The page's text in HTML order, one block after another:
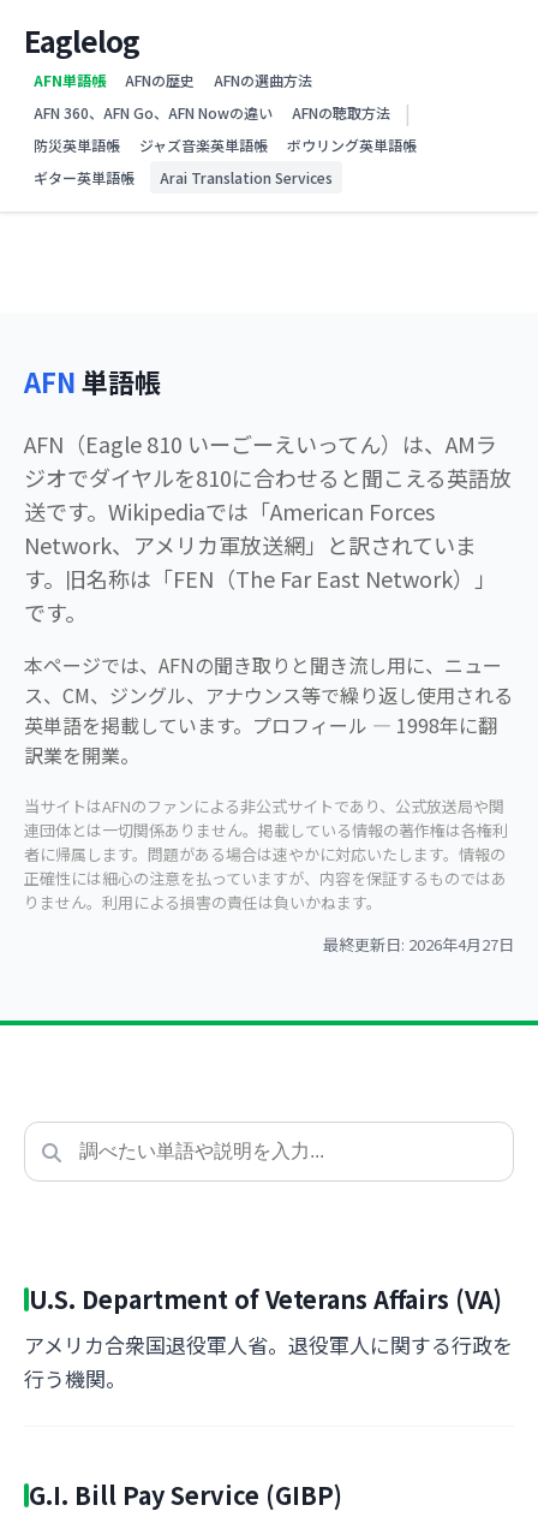
Eaglelog
AFN単語帳 AFNの歴史
AFNの選曲方法
AFN 360、AFN Go、AFN Nowの違い
AFNの聴取方法 |
防災英単語帳 ジャズ音楽英単語帳
ボウリング英単語帳
ギター英単語帳
Arai Translation Services
AFN単語帳
AFN（Eagle 810 いーごーえいってん）は、AMラ
ジオでダイヤルを810に合わせると聞こえる英語放
送です。Wikipediaでは「American Forces
Network、アメリカ軍放送網」と訳されていま
す。旧名称は「FEN（The Far East Network）」
です。
本ページでは、AFNの聞き取りと聞き流し用に、ニュー
ス、CM、ジングル、アナウンス等で繰り返し使用される
英単語を掲載しています。プロフィール — 1998年に翻
訳業を開業。
当サイトはAFNのファンによる非公式サイトであり、公式放送局や関
連団体とは一切関係ありません。掲載している情報の著作権は各権利
者に帰属します。問題がある場合は速やかに対応いたします。情報の
正確性には細心の注意を払っていますが、内容を保証するものではあ
りません。利用による損害の責任は負いかねます。
最終更新日: 2026年4月27日
U.S. Department of Veterans Affairs (VA)
アメリカ合衆国退役軍人省。退役軍人に関する行政を
行う機関。
G.I. Bill Pay Service (GIBP)